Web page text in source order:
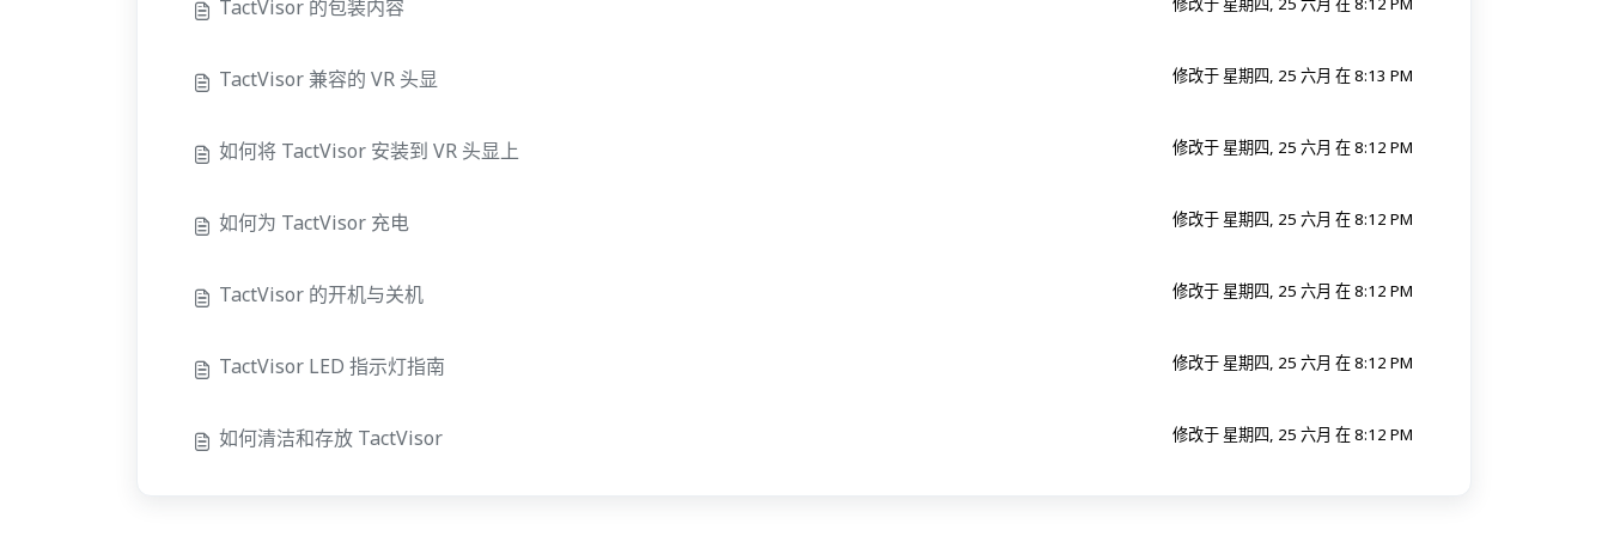
TactVisor 的包装内容
TactVisor 兼容的 VR 头显 修改于 星期四, 25 六月 在 8:13 PM
如何将 TactVisor 安装到 VR 头显上 修改于 星期四, 25 六月 在 8:12 PM
如何为 TactVisor 充电 修改于 星期四, 25 六月 在 8:12 PM
TactVisor 的开机与关机 修改于 星期四, 25 六月 在 8:12 PM
TactVisor LED 指示灯指南 修改于 星期四, 25 六月 在 8:12 PM
如何清洁和存放 TactVisor 修改于 星期四, 25 六月 在 8:12 PM